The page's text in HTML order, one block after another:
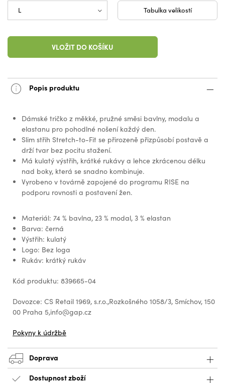
Tabulka velikostí
VLOŽIT DO KOŠÍKU
Popis produktu
Dámské tričko z měkké, pružné směsi bavlny, modalu a
elastanu pro pohodlné nošení každý den.
Slim střih Stretch-to-Fit se přirozeně přizpůsobí postavě a
drží tvar bez pocitu stažení.
Má kulatý výstřih, krátké rukávy a lehce zkrácenou délku
nad boky, která se snadno kombinuje.
Vyrobeno v továrně zapojené do programu RISE na
podporu rovnosti a postavení žen.
Materiál: 74 % bavlna, 23 % modal, 3 % elastan
Barva: černá
Výstřih: kulatý
Logo: Bez loga
Rukáv: krátký rukáv
Kód produktu: 839665-04
Dovozce: CS Retail 1969, s.r.o.,Rozkošného 1058/3, Smíchov, 150
00 Praha 5,info@gap.cz
Pokyny k údržbě
Doprava
Dostupnost zboží